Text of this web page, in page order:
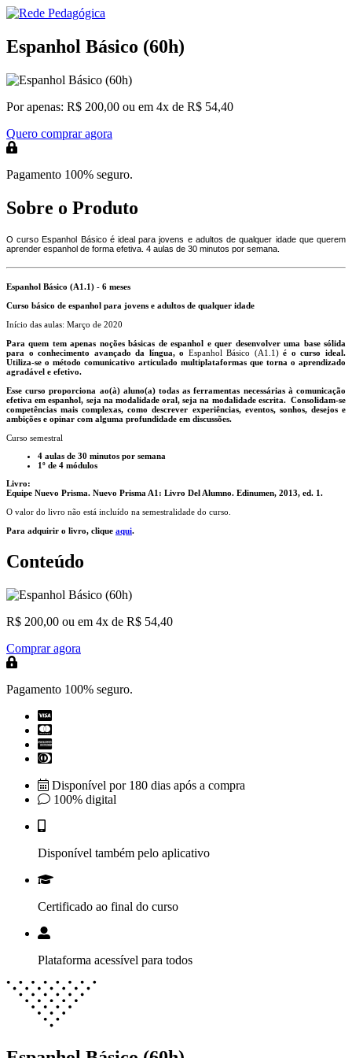
Espanhol Básico (60h)
Por apenas: R$ 200,00 ou em 4x de R$ 54,40
Quero comprar agora
Pagamento 100% seguro.
Sobre o Produto
O curso Espanhol Básico é ideal para jovens e adultos de qualquer idade que querem
aprender espanhol de forma efetiva. 4 aulas de 30 minutos por semana.
Espanhol Básico (A1.1) - 6 meses
Curso básico de espanhol para jovens e adultos de qualquer idade
Início das aulas: Março de 2020
Para quem tem apenas noções básicas de espanhol e quer desenvolver uma base sólida
para o conhecimento avançado da língua, o Espanhol Básico (A1.1)é o curso ideal.
Utiliza-se o método comunicativo articulado multiplataformas que torna o aprendizado
agradável e efetivo.
Esse curso proporciona ao(à) aluno(a) todas as ferramentas necessárias à comunicação
efetiva em espanhol, seja na modalidade oral, seja na modalidade escrita. Consolidam-se
competências mais complexas, como descrever experiências, eventos, sonhos, desejos e
ambições e opinar com alguma profundidade em discussões.
Curso semestral
4 aulas de 30 minutos por semana
1º de 4 módulos
Livro:
Equipe Nuevo Prisma. Nuevo Prisma A1: Livro Del Alumno. Edinumen, 2013, ed. 1.
O valor do livro não está incluído na semestralidade do curso.
Para adquirir o livro, clique aqui.
Conteúdo
R$ 200,00 ou em 4x de R$ 54,40
Comprar agora
Pagamento 100% seguro.
Disponível por 180 dias após a compra
100% digital
Disponível também pelo aplicativo
Certificado ao final do curso
Plataforma acessível para todos